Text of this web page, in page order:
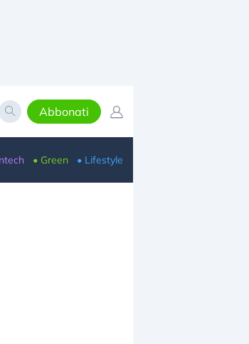
Abbonati
• Green • Lifestyle